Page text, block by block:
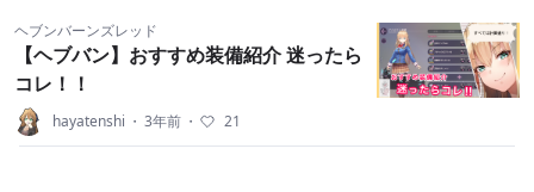
ヘブンバーンズレッド
【ヘブバン】おすすめ装備紹介 迷ったら
コレ！！
hayatenshi ・ 3年前 ・ 21